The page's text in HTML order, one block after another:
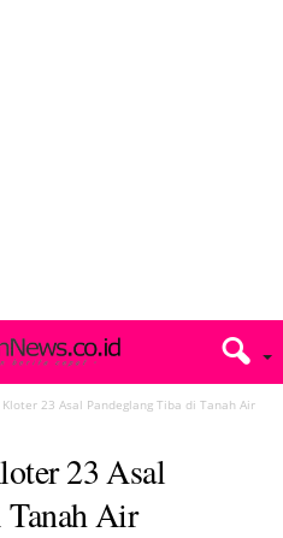
23 Asal Pandeglang Tiba di Tanah Air
23 Asal
Tanah Air